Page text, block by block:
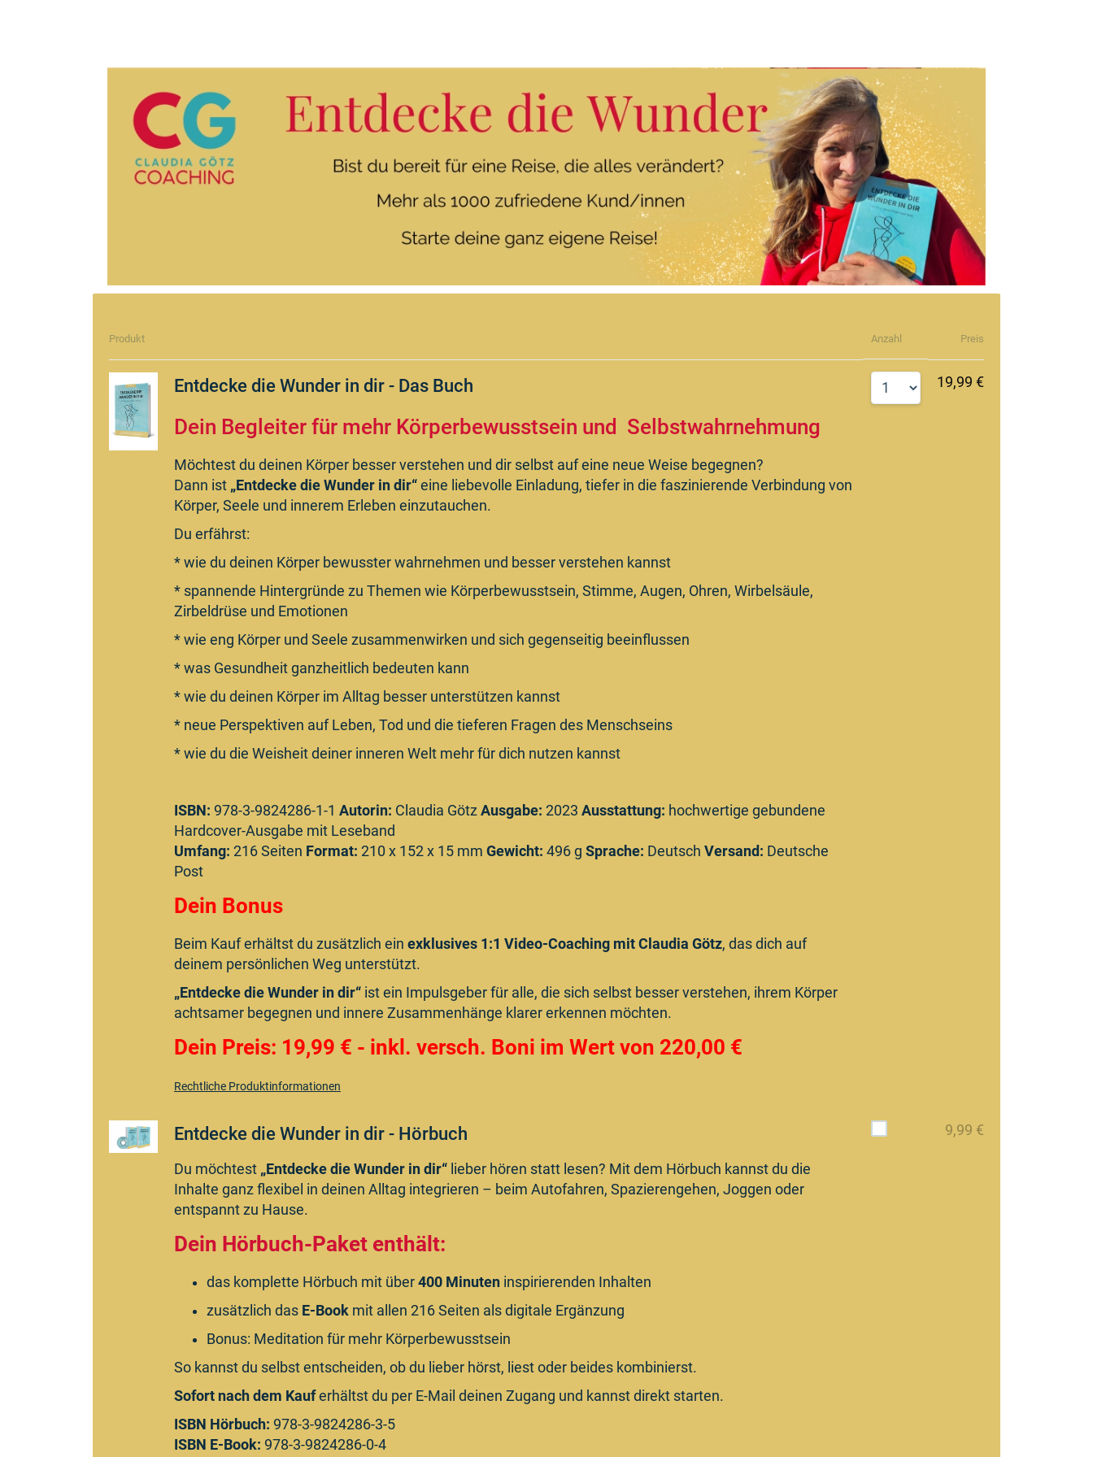
Produkt Anzahl Preis
Entdecke die Wunder in dir - Das Buch
Dein Begleiter für mehr Körperbewusstsein und Selbstwahrnehmung
Möchtest du deinen Körper besser verstehen und dir selbst auf eine neue Weise begegnen?
Dann ist „Entdecke die Wunder in dir“ eine liebevolle Einladung, tiefer in die faszinierende Verbindung von
Körper, Seele und innerem Erleben einzutauchen.
Du erfährst:
* wie du deinen Körper bewusster wahrnehmen und besser verstehen kannst
* spannende Hintergründe zu Themen wie Körperbewusstsein, Stimme, Augen, Ohren, Wirbelsäule,
Zirbeldrüse und Emotionen
* wie eng Körper und Seele zusammenwirken und sich gegenseitig beeinflussen
* was Gesundheit ganzheitlich bedeuten kann
* wie du deinen Körper im Alltag besser unterstützen kannst
* neue Perspektiven auf Leben, Tod und die tieferen Fragen des Menschseins
* wie du die Weisheit deiner inneren Welt mehr für dich nutzen kannst
ISBN: 978-3-9824286-1-1 Autorin: Claudia Götz Ausgabe: 2023 Ausstattung: hochwertige gebundene
Hardcover-Ausgabe mit Leseband
Umfang: 216 Seiten Format: 210 x 152 x 15 mm Gewicht: 496 g Sprache: Deutsch Versand: Deutsche
Post
Dein Bonus
Beim Kauf erhältst du zusätzlich ein exklusives 1:1 Video-Coaching mit Claudia Götz, das dich auf
deinem persönlichen Weg unterstützt.
„Entdecke die Wunder in dir“ ist ein Impulsgeber für alle, die sich selbst besser verstehen, ihrem Körper
achtsamer begegnen und innere Zusammenhänge klarer erkennen möchten.
Dein Preis: 19,99 € - inkl. versch. Boni im Wert von 220,00 €
Rechtliche Produktinformationen
19,99 €
Entdecke die Wunder in dir - Hörbuch
Du möchtest „Entdecke die Wunder in dir“ lieber hören statt lesen? Mit dem Hörbuch kannst du die
Inhalte ganz flexibel in deinen Alltag integrieren – beim Autofahren, Spazierengehen, Joggen oder
entspannt zu Hause.
Dein Hörbuch-Paket enthält:
das komplette Hörbuch mit über 400 Minuten inspirierenden Inhalten
zusätzlich das E-Book mit allen 216 Seiten als digitale Ergänzung
Bonus: Meditation für mehr Körperbewusstsein
So kannst du selbst entscheiden, ob du lieber hörst, liest oder beides kombinierst.
Sofort nach dem Kauferhältst du per E-Mail deinen Zugang und kannst direkt starten.
ISBN Hörbuch: 978-3-9824286-3-5
ISBN E-Book: 978-3-9824286-0-4
9,99 €